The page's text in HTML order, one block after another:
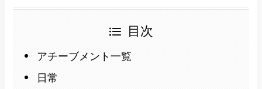
目次
アチーブメント一覧
日常